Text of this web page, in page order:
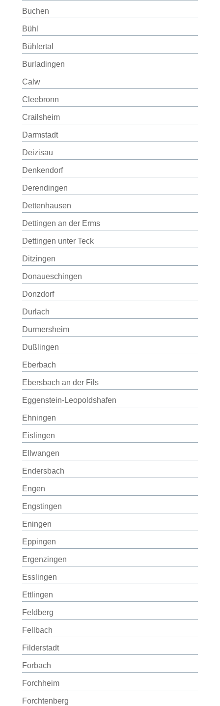
Buchen
Bühl
Bühlertal
Burladingen
Calw
Cleebronn
Crailsheim
Darmstadt
Deizisau
Denkendorf
Derendingen
Dettenhausen
Dettingen an der Erms
Dettingen unter Teck
Ditzingen
Donaueschingen
Donzdorf
Durlach
Durmersheim
Dußlingen
Eberbach
Ebersbach an der Fils
Eggenstein-Leopoldshafen
Ehningen
Eislingen
Ellwangen
Endersbach
Engen
Engstingen
Eningen
Eppingen
Ergenzingen
Esslingen
Ettlingen
Feldberg
Fellbach
Filderstadt
Forbach
Forchheim
Forchtenberg